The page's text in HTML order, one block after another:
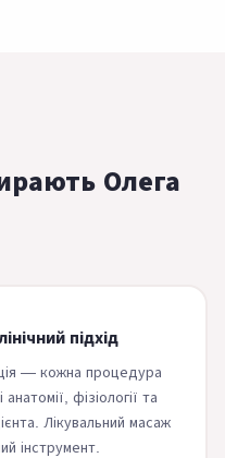
Олега
підхід
— кожна процедура
фізіології та
Лікувальний масаж
інструмент.